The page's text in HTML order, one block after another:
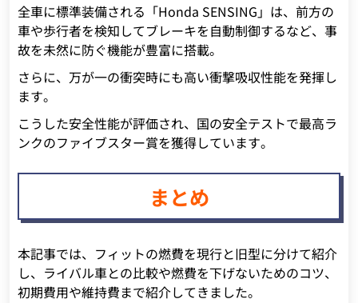
全車に標準装備される「Honda SENSING」は、前方の
車や歩行者を検知してブレーキを自動制御するなど、事
故を未然に防ぐ機能が豊富に搭載。
さらに、万が一の衝突時にも高い衝撃吸収性能を発揮し
ます。
こうした安全性能が評価され、国の安全テストで最高ラ
ンクのファイブスター賞を獲得しています。
まとめ
本記事では、フィットの燃費を現行と旧型に分けて紹介
し、ライバル車との比較や燃費を下げないためのコツ、
初期費用や維持費まで紹介してきました。